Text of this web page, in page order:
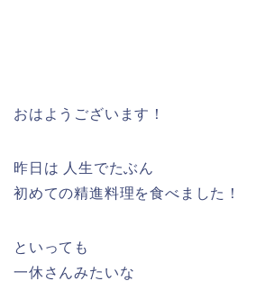
おはようございます！
昨日は 人生でたぶん
初めての精進料理を食べました！
といっても
一休さんみたいな